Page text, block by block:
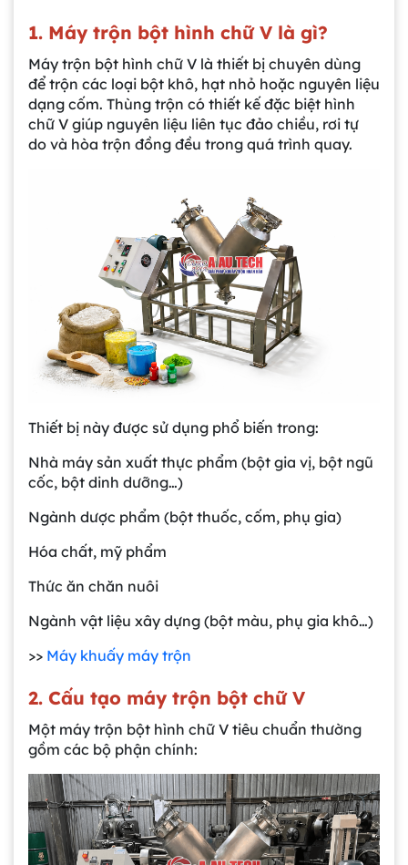
1. Máy trộn bột hình chữ V là gì?
Máy trộn bột hình chữ V là thiết bị chuyên dùng
để trộn các loại bột khô, hạt nhỏ hoặc nguyên liệu
dạng cốm. Thùng trộn có thiết kế đặc biệt hình
chữ V giúp nguyên liệu liên tục đảo chiều, rơi tự
do và hòa trộn đồng đều trong quá trình quay.
Thiết bị này được sử dụng phổ biến trong:
Nhà máy sản xuất thực phẩm (bột gia vị, bột ngũ
cốc, bột dinh dưỡng…)
Ngành dược phẩm (bột thuốc, cốm, phụ gia)
Hóa chất, mỹ phẩm
Thức ăn chăn nuôi
Ngành vật liệu xây dựng (bột màu, phụ gia khô…)
>> Máy khuấy máy trộn
2. Cấu tạo máy trộn bột chữ V
Một máy trộn bột hình chữ V tiêu chuẩn thường
gồm các bộ phận chính: